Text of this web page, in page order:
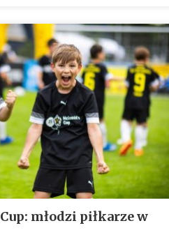
młodzi piłkarze w